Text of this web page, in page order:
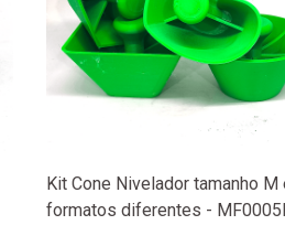
Kit Cone Nivelador tamanho M
formatos diferentes -